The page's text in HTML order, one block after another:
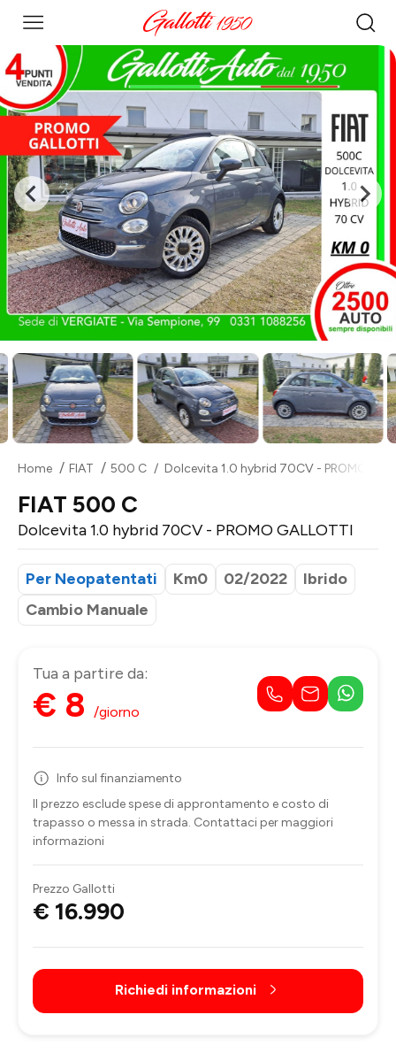
Home FIAT 500 C Dolcevita 1.0 hybrid 70CV - PROMO
FIAT 500 C
Dolcevita 1.0 hybrid 70CV - PROMO GALLOTTI
Per Neopatentati Km0 02/2022
Ibrido
Cambio Manuale
Tua a partire da:
€ 8 /giorno
Info sul finanziamento
Il prezzo esclude spese di approntamento e costo di
trapasso o messa in strada. Contattaci per maggiori
informazioni
Prezzo Gallotti
€ 16.990
Richiedi informazioni